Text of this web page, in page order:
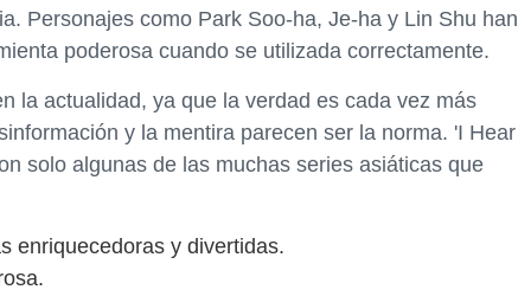
Personajes como Park Soo-ha, Je-ha y Lin Shu han
poderosa cuando se utilizada correctamente.
la actualidad, ya que la verdad es cada vez más
y la mentira parecen ser la norma. 'I Hear
solo algunas de las muchas series asiáticas que
enriquecedoras y divertidas.